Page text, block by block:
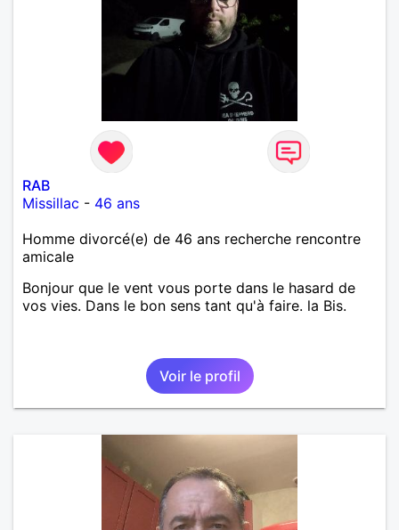
RAB
Missillac - 46 ans
Homme divorcé(e) de 46 ans recherche rencontre
amicale
Bonjour que le vent vous porte dans le hasard de
vos vies. Dans le bon sens tant qu'à faire. la Bis.
Voir le profil